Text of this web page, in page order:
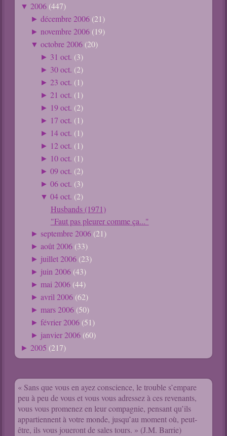
▼2006 (447)
► décembre 2006 (21)
► novembre 2006 (19)
▼ octobre 2006 (20)
► 31 oct. (3)
► 30 oct. (2)
► 23 oct. (1)
► 21 oct. (1)
► 19 oct. (2)
► 17 oct. (1)
► 14 oct. (1)
► 12 oct. (1)
► 10 oct. (1)
► 09 oct. (2)
► 06 oct. (3)
▼ 04 oct. (2)
Husbands (1971)
"Faut pas pleurer comme ça..."
► septembre 2006 (21)
► août 2006 (33)
► juillet 2006 (23)
► juin 2006 (43)
► mai 2006 (44)
► avril 2006 (62)
► mars 2006 (50)
► février 2006 (51)
► janvier 2006 (60)
►2005 (217)
« Sans que vous en ayez conscience, le trouble s’empare
peu à peu de vous et vous vous adressez à ces revenants,
vous vous promenez en leur compagnie, pensant qu’ils
appartiennent à votre monde, jusqu’au moment où, peut-
être, ils vous joueront de sales tours. » (J.M. Barrie)